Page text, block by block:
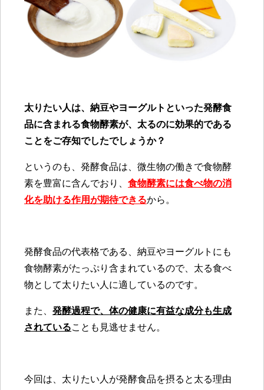
太りたい人は、納豆やヨーグルトといった発酵食
品に含まれる食物酵素が、太るのに効果的である
ことをご存知でしたでしょうか？
というのも、発酵食品は、微生物の働きで食物酵
素を豊富に含んでおり、 食物酵素には食べ物の消
化を助ける作用が期待できるから。
発酵食品の代表格である、納豆やヨーグルトにも
食物酵素がたっぷり含まれているので、太る食べ
物として太りたい人に適しているのです。
また、 発酵過程で、体の健康に有益な成分も生成
されていることも見逃せません。
今回は、太りたい人が発酵食品を摂ると太る理由